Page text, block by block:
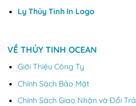
Ly Thủy Tinh In Logo
VỀ THỦY TINH OCEAN
Giới Thiệu Công Ty
Chính Sách Bảo Mật
Chính Sách Giao Nhận và Đổi Trả